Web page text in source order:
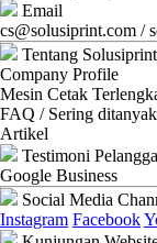
Email
cs@solusiprint.com /
Tentang Solusiprint
Company Profile
Mesin Cetak
FAQ / Sering
Artikel
Testimoni
Google Business
Social Media
Instagram Facebook